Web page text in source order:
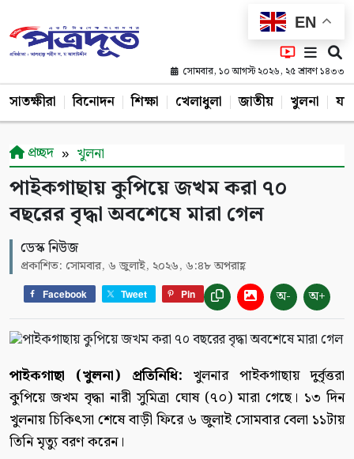
EN
সোমবার, ১০ আগস্ট ২০২৬, ২৫ শ্রাবণ ১৪৩৩
সাতক্ষীরা বিনোদন শিক্ষা খেলাধুলা জাতীয় খুলনা
প্রচ্ছদ খুলনা
পাইকগাছায় কুপিয়ে জখম করা ৭০
বছরের বৃদ্ধা অবশেষে মারা গেল
ডেস্ক নিউজ
প্রকাশিত: সোমবার, ৬ জুলাই, ২০২৬, ৬:৪৮ অপরাহ্ণ
Facebook Tweet Pin অ- অ+
পাইকগাছা (খুলনা) প্রতিনিধি: খুলনার পাইকগাছায় দুর্বৃত্তরা
কুপিয়ে জখম বৃদ্ধা নারী সুমিত্রা ঘোষ (৭০) মারা গেছে। ১৩ দিন
খুলনায় চিকিৎসা শেষে বাড়ী ফিরে ৬ জুলাই সোমবার বেলা ১১টায়
তিনি মৃত্যু বরণ করেন।